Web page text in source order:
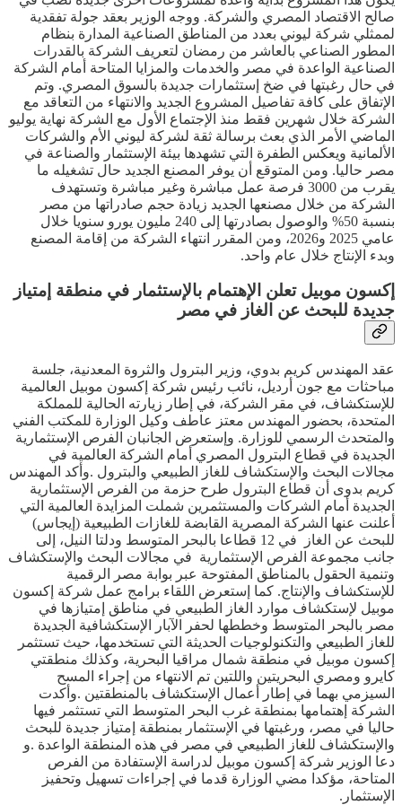
صالح الاقتصاد المصري والشركة. ووجه الوزير بعقد جولة تفقدية
لممثلي شركة ليوني بعدد من المناطق الصناعية المدارة بنظام
المطور الصناعي بالعاشر من رمضان لتعريف الشركة بالقدرات
الصناعية الواعدة في مصر والخدمات والمزايا المتاحة أمام الشركة
في حال رغبتها في ضخ إستثمارات جديدة بالسوق المصري. وتم
الإتفاق على كافة تفاصيل المشروع الجديد والانتهاء من التعاقد مع
الشركة خلال شهرين فقط منذ الإجتماع الأول مع الشركة نهاية يوليو
الماضي الأمر الذي بعث برسالة ثقة لشركة ليوني الأم والشركات
الألمانية ويعكس الطفرة التي تشهدها بيئة الإستثمار والصناعة في
مصر حاليا. ومن المتوقع أن يوفر المصنع الجديد حال تشغيله ما
يقرب من 3000 فرصة عمل مباشرة وغير مباشرة وتستهدف
الشركة من خلال مصنعها الجديد زيادة حجم صادراتها من مصر
بنسبة 50% والوصول بصادرتها إلى 240 مليون يورو سنويا خلال
عامي 2025 و2026، ومن المقرر انتهاء الشركة من إقامة المصنع
وبدء الإنتاج خلال عام واحد.
إكسون موبيل تعلن الإهتمام بالإستثمار في منطقة إمتياز
جديدة للبحث عن الغاز في مصر
عقد المهندس كريم بدوي، وزير البترول والثروة المعدنية، جلسة
مباحثات مع جون أرديل، نائب رئيس شركة إكسون موبيل العالمية
للإستكشاف، في مقر الشركة، في إطار زيارته الحالية للمملكة
المتحدة، بحضور المهندس معتز عاطف وكيل الوزارة للمكتب الفني
والمتحدث الرسمي للوزارة. وإستعرض الجانبان الفرص الإستثمارية
الجديدة في قطاع البترول المصري أمام الشركة العالمية في
مجالات البحث والإستكشاف للغاز الطبيعي والبترول .وأكد المهندس
كريم بدوى أن قطاع البترول طرح حزمة من الفرص الإستثمارية
الجديدة أمام الشركات والمستثمرين شملت المزايدة العالمية التي
أعلنت عنها الشركة المصرية القابضة للغازات الطبيعية (إيجاس)
للبحث عن الغاز في 12 قطاعا بالبحر المتوسط ودلتا النيل، إلى
جانب مجموعة الفرص الإستثمارية في مجالات البحث والإستكشاف
وتنمية الحقول بالمناطق المفتوحة عبر بوابة مصر الرقمية
للإستكشاف والإنتاج. كما إستعرض اللقاء برامج عمل شركة إكسون
موبيل لإستكشاف موارد الغاز الطبيعي في مناطق إمتيازها في
مصر بالبحر المتوسط وخططها لحفر الآبار الإستكشافية الجديدة
للغاز الطبيعي والتكنولوجيات الحديثة التي تستخدمها، حيث تستثمر
إكسون موبيل في منطقة شمال مراقيا البحرية، وكذلك منطقتي
كايرو ومصري البحريتين واللتين تم الانتهاء من إجراء المسح
السيزمي بهما في إطار أعمال الإستكشاف بالمنطقتين .وأكدت
الشركة إهتمامها بمنطقة غرب البحر المتوسط التي تستثمر فيها
حاليا في مصر، ورغبتها في الإستثمار بمنطقة إمتياز جديدة للبحث
والإستكشاف للغاز الطبيعي في مصر في هذه المنطقة الواعدة .و
دعا الوزير شركة إكسون موبيل لدراسة الإستفادة من الفرص
المتاحة، مؤكدا مضي الوزارة قدما في إجراءات تسهيل وتحفيز
الإستثمار.